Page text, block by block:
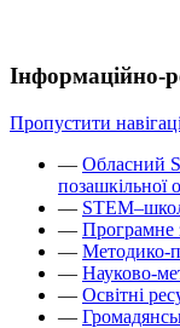
Інформаційно-
Пропустити
— Обласний
позашкільної
—
— Програмне
— Методико-
— Науково-
— Освітні
—